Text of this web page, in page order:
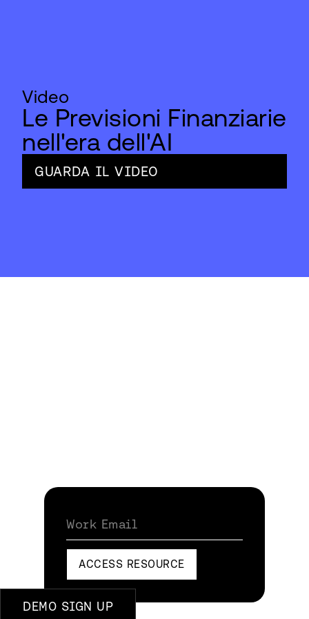
Video
Le Previsioni Finanziarie
nell'era dell'AI
GUARDA IL VIDEO
Work Email
ACCESS RESOURCE
DEMO SIGN UP